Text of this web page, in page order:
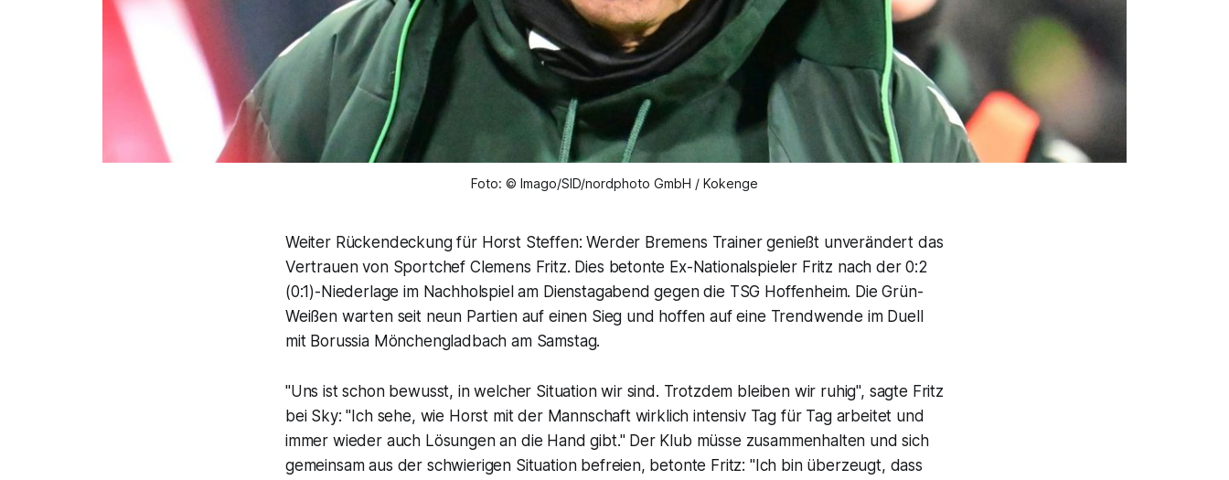
Foto: © Imago/SID/nordphoto GmbH / Kokenge
Weiter Rückendeckung für Horst Steffen: Werder Bremens Trainer genießt unverändert das
Vertrauen von Sportchef Clemens Fritz. Dies betonte Ex-Nationalspieler Fritz nach der 0:2
(0:1)-Niederlage im Nachholspiel am Dienstagabend gegen die TSG Hoffenheim. Die Grün-
Weißen warten seit neun Partien auf einen Sieg und hoffen auf eine Trendwende im Duell
mit Borussia Mönchengladbach am Samstag.
"Uns ist schon bewusst, in welcher Situation wir sind. Trotzdem bleiben wir ruhig", sagte Fritz
bei Sky: "Ich sehe, wie Horst mit der Mannschaft wirklich intensiv Tag für Tag arbeitet und
immer wieder auch Lösungen an die Hand gibt." Der Klub müsse zusammenhalten und sich
gemeinsam aus der schwierigen Situation befreien, betonte Fritz: "Ich bin überzeugt, dass